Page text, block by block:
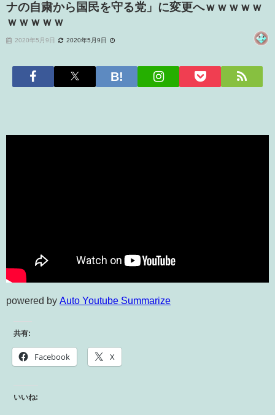
ナの自粛から国民を守る党」に変更へｗｗｗｗｗ
ｗｗｗｗｗ
2020年5月9日 2020年5月9日
powered by Auto Youtube Summarize
共有:
Facebook X
いいね: